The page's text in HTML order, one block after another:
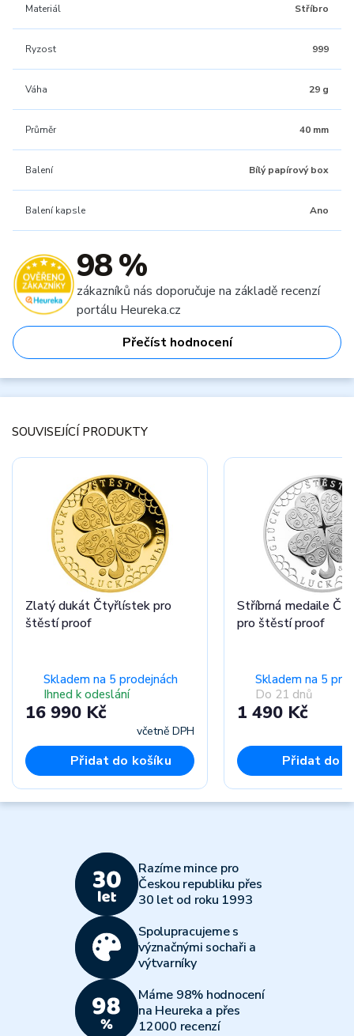
Materiál Stříbro
Ryzost 999
Váha 29 g
Průměr 40 mm
Balení Bílý papírový box
Balení kapsle Ano
98 %
zákazníků nás doporučuje na základě recenzí
portálu Heureka.cz
Přečíst hodnocení
SOUVISEJÍCÍ PRODUKTY
Zlatý dukát Čtyřlístek pro
štěstí proof
Skladem na 5 prodejnách
Ihned k odeslání
16 990 Kč
včetně DPH
Přidat do košíku
Stříbrná medaile
pro štěstí proof
Skladem na 5
Do 21 dnů
1 490 Kč
Přidat do
Razíme mince pro
Českou republiku přes
30 let od roku 1993
Spolupracujeme s
význačnými sochaři a
výtvarníky
Máme 98% hodnocení
na Heureka a přes
12000 recenzí